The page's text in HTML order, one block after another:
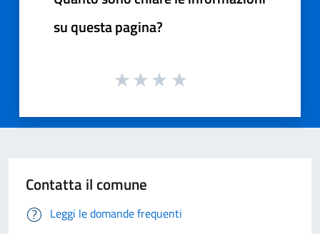
su questa pagina?
Contatta il comune
Leggi le domande frequenti